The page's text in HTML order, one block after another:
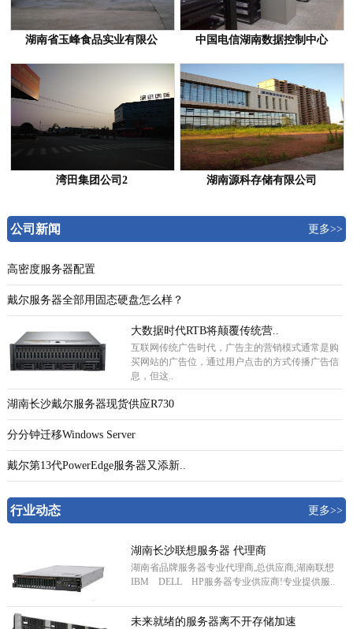
湖南省玉峰食品实业有限公 中国电信湖南数据控制中心
湾田集团公司2 湖南源科存储有限公司
公司新闻 更多>>
高密度服务器配置
戴尔服务器全部用固态硬盘怎么样？
大数据时代RTB将颠覆传统营..
互联网传统广告时代，广告主的营销模式通常是购
买网站的广告位，通过用户点击的方式传播广告信
息，但这..
湖南长沙戴尔服务器现货供应R730
分分钟迁移Windows Server
戴尔第13代PowerEdge服务器又添新..
行业动态 更多>>
湖南长沙联想服务器 代理商
湖南省品牌服务器专业代理商,总供应商,湖南联想
IBM DELL HP服务器专业供应商!专业提供服..
未来就绪的服务器离不开存储加速